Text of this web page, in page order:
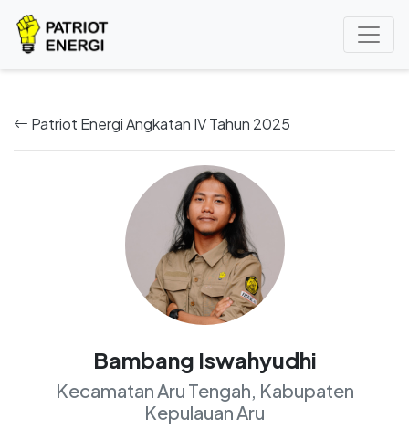
Patriot Energi Angkatan IV Tahun 2025
Bambang Iswahyudhi
Kecamatan Aru Tengah, Kabupaten
Kepulauan Aru